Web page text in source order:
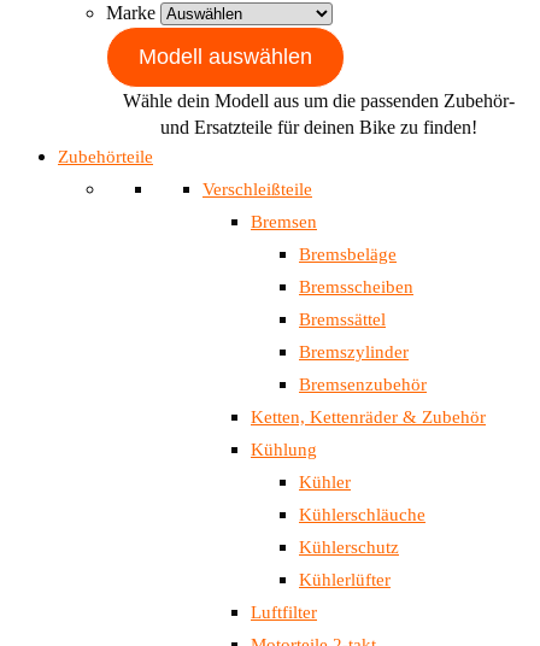
Marke
Modell auswählen
Wähle dein Modell aus um die passenden Zubehör-
und Ersatzteile für deinen Bike zu finden!
Zubehörteile
Verschleißteile
Bremsen
Bremsbeläge
Bremsscheiben
Bremssättel
Bremszylinder
Bremsenzubehör
Ketten, Kettenräder & Zubehör
Kühlung
Kühler
Kühlerschläuche
Kühlerschutz
Kühlerlüfter
Luftfilter